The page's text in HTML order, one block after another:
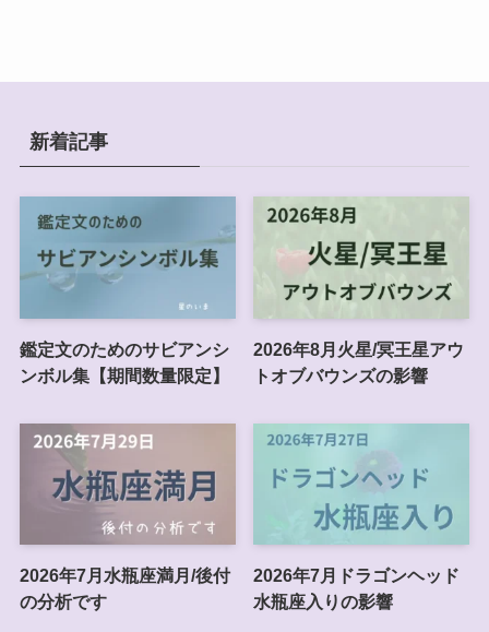
新着記事
鑑定文のためのサビアンシ
ンボル集【期間数量限定】
2026年8月火星/冥王星アウ
トオブバウンズの影響
2026年7月水瓶座満月/後付
の分析です
2026年7月ドラゴンヘッド
水瓶座入りの影響